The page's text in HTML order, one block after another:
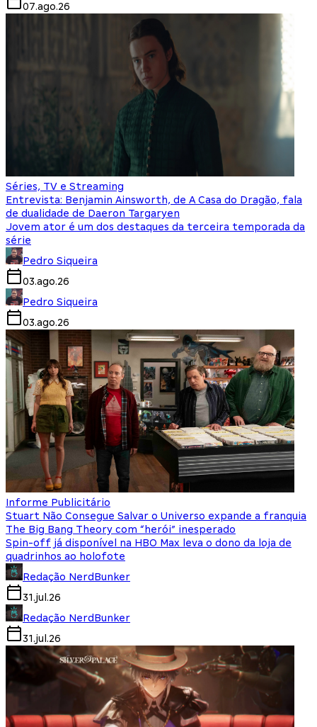
07.ago.26
Séries, TV e Streaming
Entrevista: Benjamin Ainsworth, de A Casa do Dragão, fala
de dualidade de Daeron Targaryen
Jovem ator é um dos destaques da terceira temporada da
série
Pedro Siqueira
03.ago.26
Pedro Siqueira
03.ago.26
Informe Publicitário
Stuart Não Consegue Salvar o Universo expande a franquia
The Big Bang Theory com “herói” inesperado
Spin-off já disponível na HBO Max leva o dono da loja de
quadrinhos ao holofote
Redação NerdBunker
31.jul.26
Redação NerdBunker
31.jul.26